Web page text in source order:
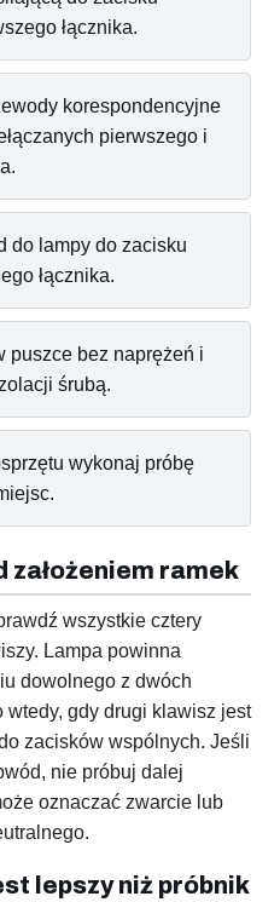
łącznika.
korespondencyjne
pierwszego i
do lampy do zacisku
łącznika.
puszce bez naprężeń i
śrubą.
wykonaj próbę
założeniem ramek
wszystkie cztery
Lampa powinna
dowolnego z dwóch
wtedy, gdy drugi klawisz jest
zacisków wspólnych. Jeśli
nie próbuj dalej
oznaczać zwarcie lub
lepszy niż próbnik